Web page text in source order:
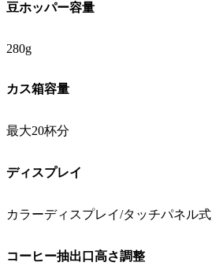
豆ホッパー容量
280g
カス箱容量
最大20杯分
ディスプレイ
カラーディスプレイ/タッチパネル式
コーヒー抽出口高さ調整